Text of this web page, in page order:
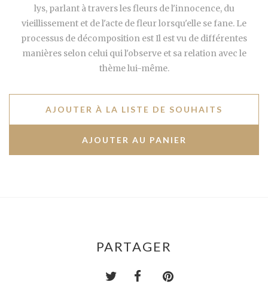
lys, parlant à travers les fleurs de l'innocence, du
vieillissement et de l'acte de fleur lorsqu'elle se fane. Le
processus de décomposition est Il est vu de différentes
manières selon celui qui l'observe et sa relation avec le
thème lui-même.
AJOUTER À LA LISTE DE SOUHAITS
PARTAGER